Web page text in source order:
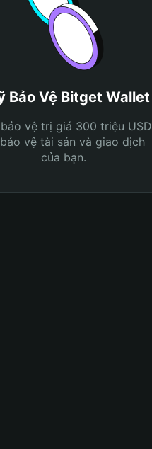
Bảo Vệ Bitget Wallet
vệ trị giá 300 triệu USD
vệ tài sản và giao dịch
của bạn.